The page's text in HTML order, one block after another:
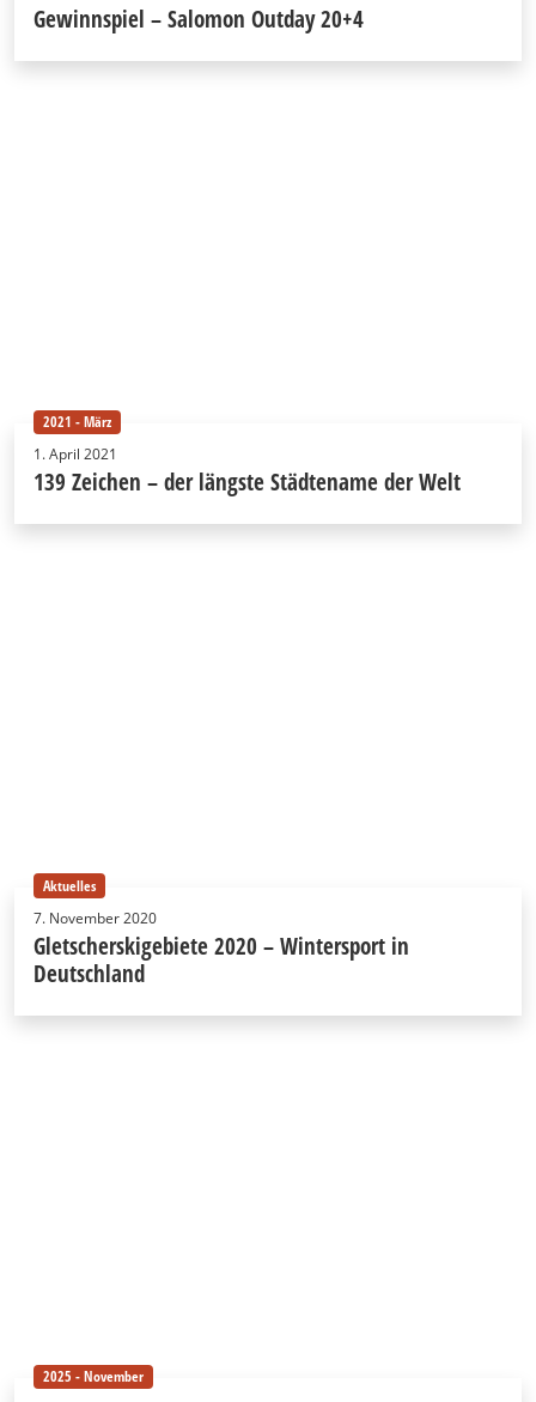
Gewinnspiel – Salomon Outday 20+4
2021 - März
1. April 2021
139 Zeichen – der längste Städtename der Welt
Aktuelles
7. November 2020
Gletscherskigebiete 2020 – Wintersport in
Deutschland
2025 - November